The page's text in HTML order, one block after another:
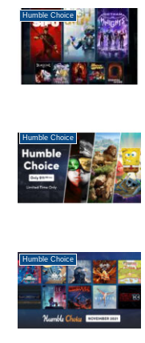
Humble Choice
Humble Choice
Humble Choice